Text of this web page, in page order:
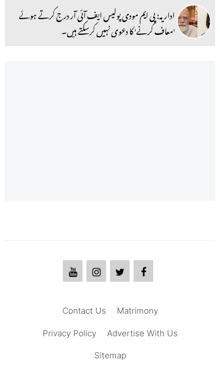
اداریہ: پی ایم مودی پولیس ایف آئی آر درج کرتے ہوئے
'معاف کرنے' کا دعوی نہیں کرسکتے ہیں۔
Matrimony
Contact Us
Advertise With Us
Privacy Policy
Sitemap